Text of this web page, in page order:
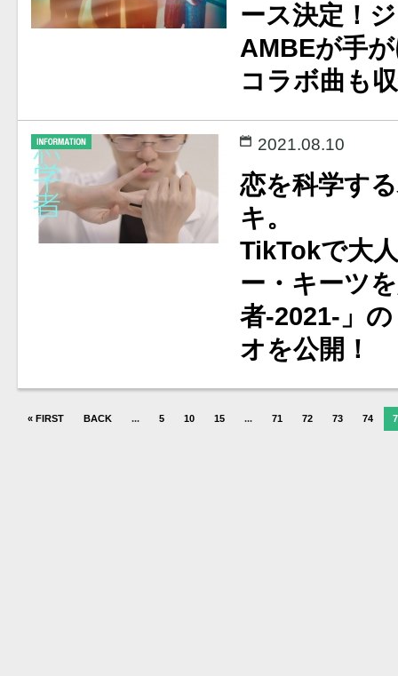
ース決定！
AMBEが手
コラボ曲も
2021.08.10
恋を科学す
キ。
TikTokで大
ー・キーツ
者-2021-」
オを公開！
« FIRST BACK ... 5 10 15 ... 71 72 73 74